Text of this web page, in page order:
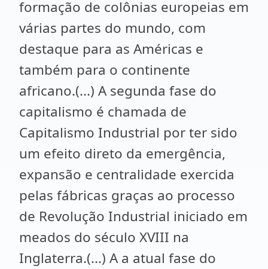
formação de colônias europeias em
várias partes do mundo, com
destaque para as Américas e
também para o continente
africano.(...) A segunda fase do
capitalismo é chamada de
Capitalismo Industrial por ter sido
um efeito direto da emergência,
expansão e centralidade exercida
pelas fábricas graças ao processo
de Revolução Industrial iniciado em
meados do século XVIII na
Inglaterra.(...) A a atual fase do